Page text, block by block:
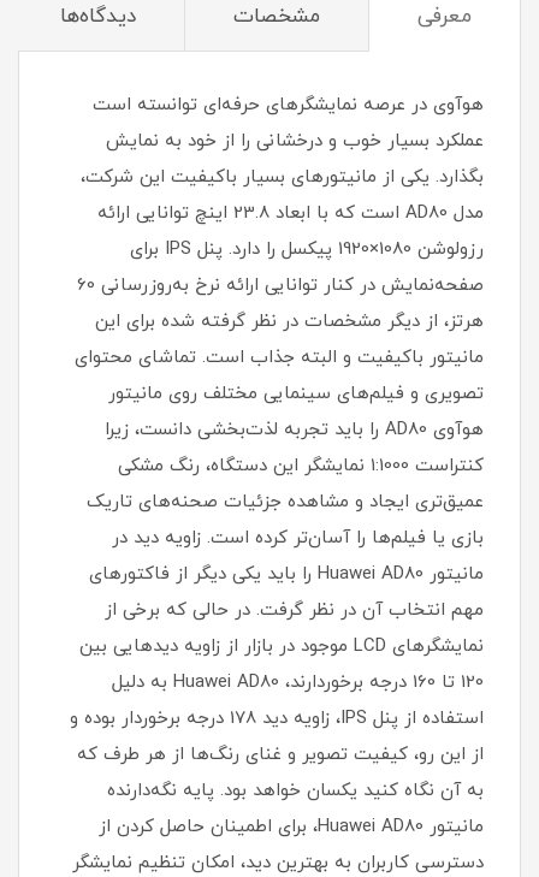
معرفی مشخصات دیدگاه‌ها
هوآوی در عرصه نمایشگر‌های حرفه‌ای توانسته است
عملکرد بسیار خوب و درخشانی را از خود به نمایش
بگذارد. یکی از مانیتور‌های بسیار با‌کیفیت این شرکت،
مدل AD80 است که با ابعاد 23.8 اینچ توانایی ارائه
رزولوشن 1080×1920 پیکسل را دارد. پنل ‌IPS برای
صفحه‌نمایش در کنار توانایی ارائه نرخ به‌روزرسانی 60
هرتز، از دیگر مشخصات در نظر گرفته شده برای این
مانیتور با‌کیفیت و البته جذاب است. تماشای محتوای
تصویری و فیلم‌های سینمایی مختلف روی مانیتور
هوآوی AD80 را باید تجربه لذت‌بخشی دانست، زیرا
کنتراست 1:1000 نمایشگر این دستگاه، رنگ مشکی
عمیق‌تری ایجاد و مشاهده جزئیات صحنه‌های تاریک
بازی یا فیلم‌ها را آسان‌تر کرده است. زاویه دید در
مانیتور Huawei AD80 را باید یکی دیگر از فاکتورهای
مهم انتخاب آن در نظر گرفت. در حالی که برخی از
نمایشگرهای LCD موجود در بازار از زاویه دیدهایی بین
120 تا 160 درجه برخوردارند، Huawei AD80 به دلیل
استفاده از پنل IPS، زاویه دید 178 درجه برخوردار بوده و
از این رو، کیفیت تصویر و غنای رنگ‌ها از هر طرف که
به آن نگاه کنید یکسان خواهد بود. پایه نگه‌دارنده‌
مانیتور Huawei AD80، برای اطمینان حاصل کردن از
دسترسی کاربران به بهترین دید، امکان تنظیم نمایشگر